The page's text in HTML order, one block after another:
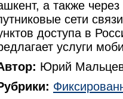
а также
сети
доступа в
услуги
Юрий